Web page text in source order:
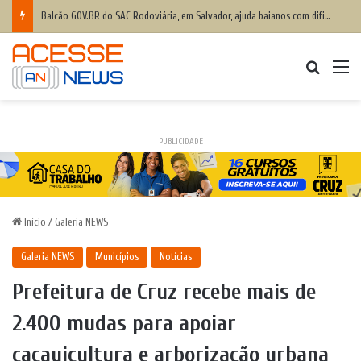
Balcão GOV.BR do SAC Rodoviária, em Salvador, ajuda baianos com dificuldades de acesso a serviços digitais
PUBLICIDADE
Início / Galeria NEWS
Galeria NEWS Municípios Notícias
Prefeitura de Cruz recebe mais de
2.400 mudas para apoiar
cacauicultura e arborização urbana